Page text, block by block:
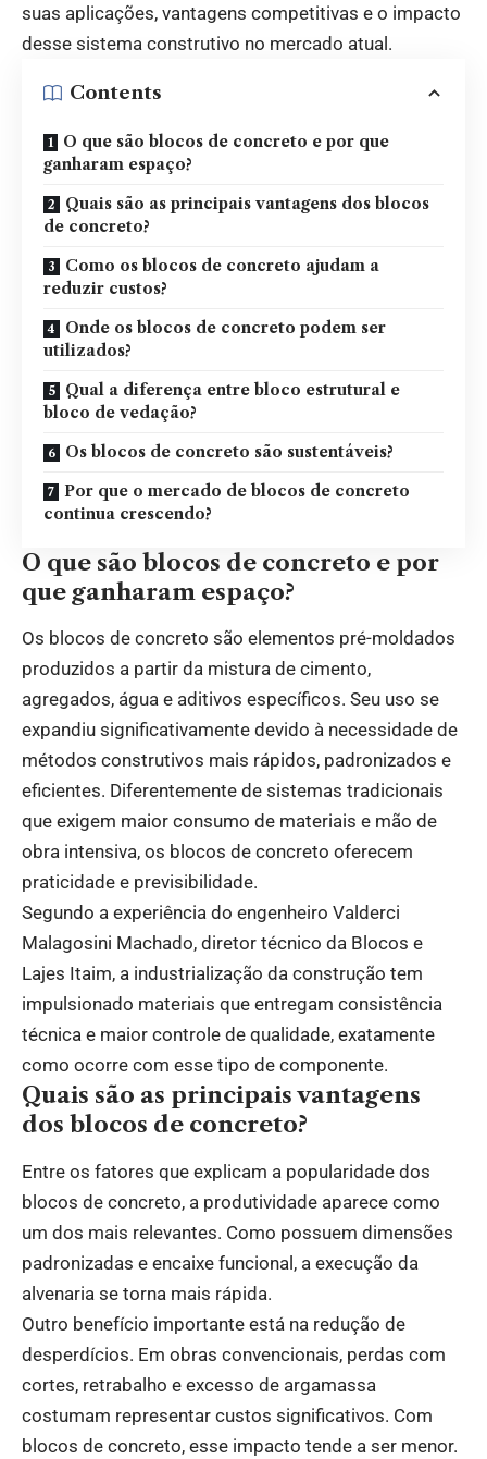
suas aplicações, vantagens competitivas e o impacto
desse sistema construtivo no mercado atual.
Contents
O que são blocos de concreto e por que
ganharam espaço?
Quais são as principais vantagens dos blocos
de concreto?
Como os blocos de concreto ajudam a
reduzir custos?
Onde os blocos de concreto podem ser
utilizados?
Qual a diferença entre bloco estrutural e
bloco de vedação?
Os blocos de concreto são sustentáveis?
Por que o mercado de blocos de concreto
continua crescendo?
O que são blocos de concreto e por
que ganharam espaço?
Os blocos de concreto são elementos pré-moldados
produzidos a partir da mistura de cimento,
agregados, água e aditivos específicos. Seu uso se
expandiu significativamente devido à necessidade de
métodos construtivos mais rápidos, padronizados e
eficientes. Diferentemente de sistemas tradicionais
que exigem maior consumo de materiais e mão de
obra intensiva, os blocos de concreto oferecem
praticidade e previsibilidade.
Segundo a experiência do engenheiro Valderci
Malagosini Machado, diretor técnico da Blocos e
Lajes Itaim, a industrialização da construção tem
impulsionado materiais que entregam consistência
técnica e maior controle de qualidade, exatamente
como ocorre com esse tipo de componente.
Quais são as principais vantagens
dos blocos de concreto?
Entre os fatores que explicam a popularidade dos
blocos de concreto, a produtividade aparece como
um dos mais relevantes. Como possuem dimensões
padronizadas e encaixe funcional, a execução da
alvenaria se torna mais rápida.
Outro benefício importante está na redução de
desperdícios. Em obras convencionais, perdas com
cortes, retrabalho e excesso de argamassa
costumam representar custos significativos. Com
blocos de concreto, esse impacto tende a ser menor.